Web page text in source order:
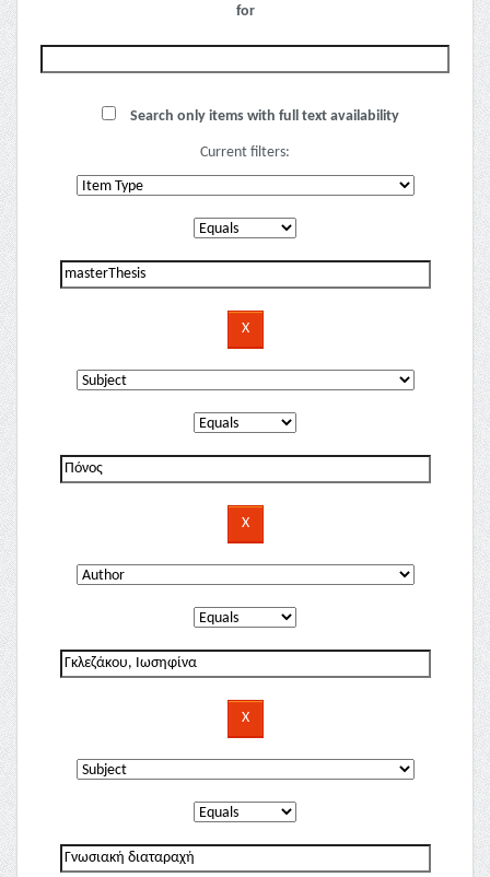
for
Search only items with full text availability
Current filters: